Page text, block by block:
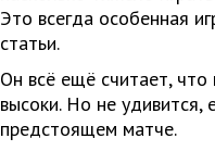
Это всегда особенная
статьи.
Он всё ещё считает,
высоки. Но не удивится,
предстоящем матче.